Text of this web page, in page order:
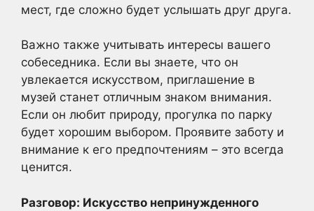
мест, где сложно будет услышать друг друга.
Важно также учитывать интересы вашего
собеседника. Если вы знаете, что он
увлекается искусством, приглашение в
музей станет отличным знаком внимания.
Если он любит природу, прогулка по парку
будет хорошим выбором. Проявите заботу и
внимание к его предпочтениям – это всегда
ценится.
Разговор: Искусство непринужденного